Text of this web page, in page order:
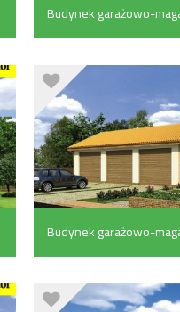
Budynek garażowo-
pomieszczeniem
(169.6 m²)
Budynek garażowo-
pom. pomocniczymi